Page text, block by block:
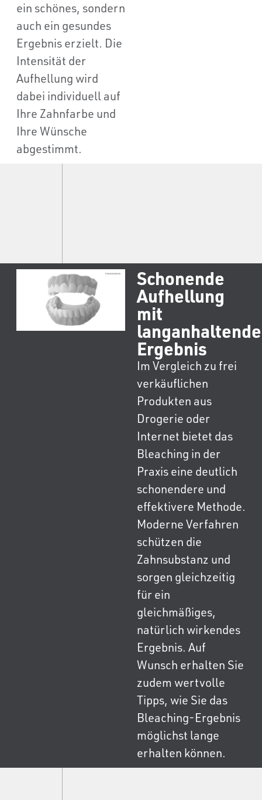
ein schönes, sondern
auch ein gesundes
Ergebnis erzielt. Die
Intensität der
Aufhellung wird
dabei individuell auf
Ihre Zahnfarbe und
Ihre Wünsche
abgestimmt.
Schonende
Aufhellung
mit
Ergebnis
Im Vergleich zu frei
verkäuflichen
Produkten aus
Drogerie oder
Internet bietet das
Bleaching in der
Praxis eine deutlich
schonendere und
effektivere Methode.
Moderne Verfahren
schützen die
Zahnsubstanz und
sorgen gleichzeitig
für ein
gleichmäßiges,
natürlich wirkendes
Ergebnis. Auf
Wunsch erhalten Sie
zudem wertvolle
Tipps, wie Sie das
Bleaching-Ergebnis
möglichst lange
erhalten können.